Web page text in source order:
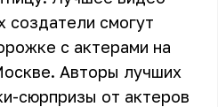
создатели смогут
с актерами на
Авторы лучших
сюрпризы от актеров